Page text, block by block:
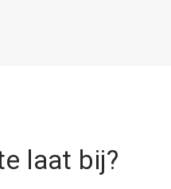
laat bij?